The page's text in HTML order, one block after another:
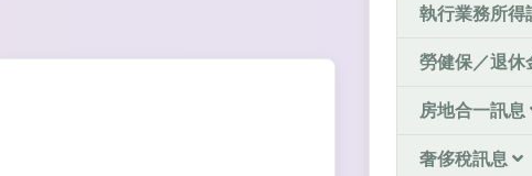
執行業務所得
勞健保／退休
房地合一訊息
奢侈稅訊息